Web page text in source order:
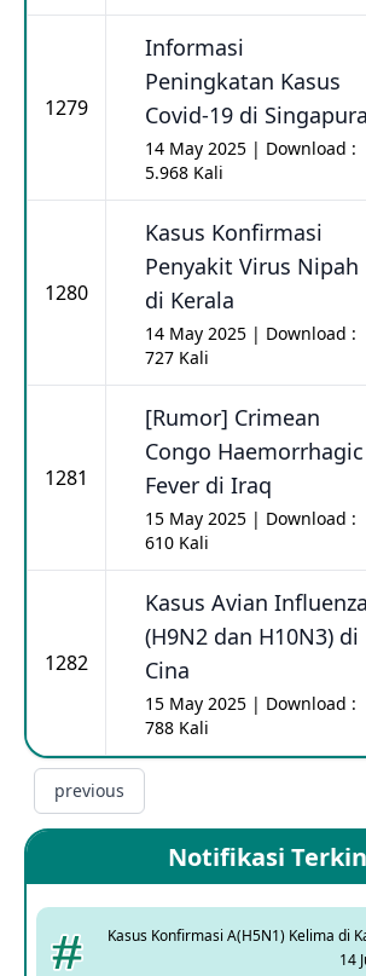
1279
Informasi
Peningkatan Kasus
Covid-19 di Singapura
14 May 2025 | Download :
5.968 Kali
1280
Kasus Konfirmasi
Penyakit Virus Nipah
di Kerala
14 May 2025 | Download :
727 Kali
1281
[Rumor] Crimean
Congo Haemorrhagic
Fever di Iraq
15 May 2025 | Download :
610 Kali
1282
Kasus Avian Influenza
(H9N2 dan H10N3) di
Cina
15 May 2025 | Download :
788 Kali
previous
Notifikasi
Kasus Konfirmasi A(H5N1) Kelima di
14